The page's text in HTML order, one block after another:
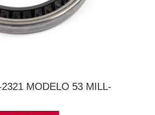
MODELO 53 MILL-